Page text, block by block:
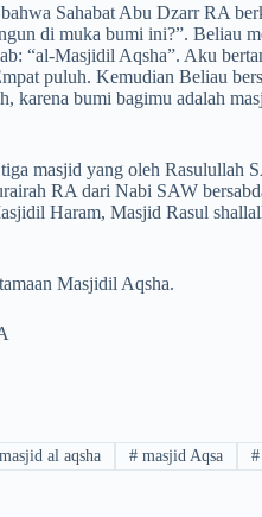
Sahabat Abu Dzarr RA
di muka bumi ini?”. Beliau
“al-Masjidil Aqsha”. Aku
puluh. Kemudian Beliau
karena bumi bagimu adalah
masjid yang oleh
RA dari Nabi SAW
Haram, Masjid Rasul
Masjidil Aqsha.
masjid al aqsha # masjid Aqsa #